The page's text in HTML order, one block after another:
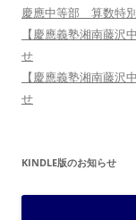
慶應中等部 算数特別
【慶應義塾湘南藤沢
せ
【慶應義塾湘南藤沢
せ
KINDLE版のお知らせ